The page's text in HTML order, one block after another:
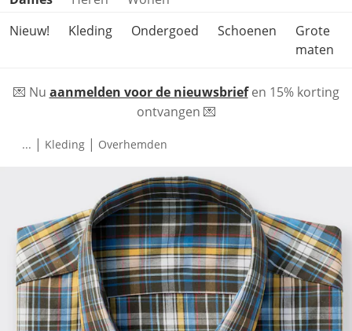
Nieuw!
Kleding Ondergoed Schoenen
Grote
maten
💌 Nu aanmelden voor de nieuwsbriefen 15% korting
ontvangen 💌
... | Kleding | Overhemden